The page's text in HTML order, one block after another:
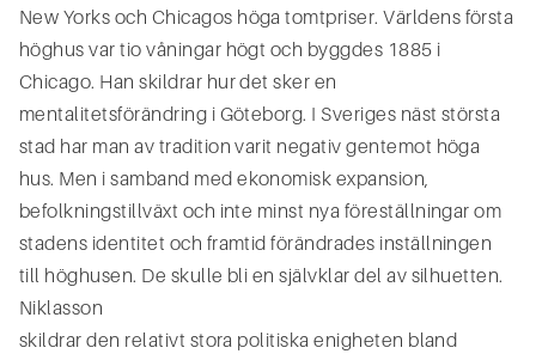
New Yorks och Chicagos höga tomtpriser. Världens första
höghus var tio våningar högt och byggdes 1885 i
Chicago. Han skildrar hur det sker en
mentalitetsförändring i Göteborg. I Sveriges näst största
stad har man av tradition varit negativ gentemot höga
hus. Men i samband med ekonomisk expansion,
befolkningstillväxt och inte minst nya föreställningar om
stadens identitet och framtid förändrades inställningen
till höghusen. De skulle bli en självklar del av silhuetten.
Niklasson
skildrar den relativt stora politiska enigheten bland